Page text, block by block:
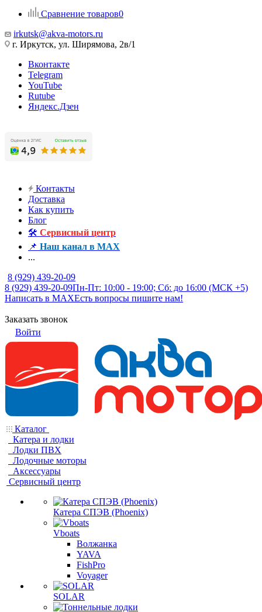
Сравнение товаров0
irkutsk@akva-motors.ru
г. Иркутск, ул. Ширямова, 2в/1
Вконтакте
Telegram
YouTube
Rutube
Яндекс.Дзен
Контакты
Доставка
Как купить
Блог
🛠️ Сервисный центр
📌 Наш канал в MAX
...
8 (929) 439-20-09
8 (929) 439-20-09Пн-Пт: 10:00 - 19:00; Сб: до 16:00 (МСК +5)
Написать в MAXЕсть вопросы пишите нам!
Заказать звонок
Войти
Каталог
Катера и лодки
Лодки ПВХ
Лодочные моторы
Аксессуары
Сервисный центр
Катера СПЭВ (Phoenix)
Vboats
Волжанка
YAVA
FishPro
Voyager
SOLAR